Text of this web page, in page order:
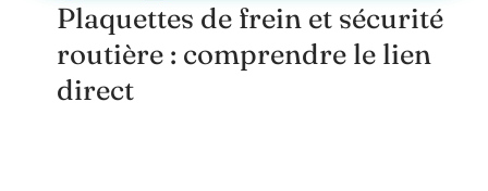
Plaquettes de frein et sécurité
routière : comprendre le lien
direct